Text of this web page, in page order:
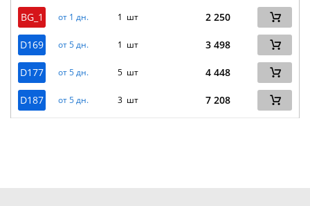
BG_1
от 1 дн. 1 шт 2 250
D169 от 5 дн. 1 шт 3 498
D177 от 5 дн. 5 шт 4 448
D187 от 5 дн. 3 шт 7 208